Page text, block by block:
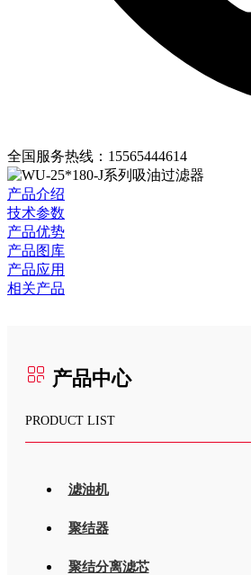
全国服务热线： 15565444614
产品介绍
技术参数
产品优势
产品图库
产品应用
相关产品
产品中心
PRODUCT LIST
滤油机
聚结器
聚结分离滤芯